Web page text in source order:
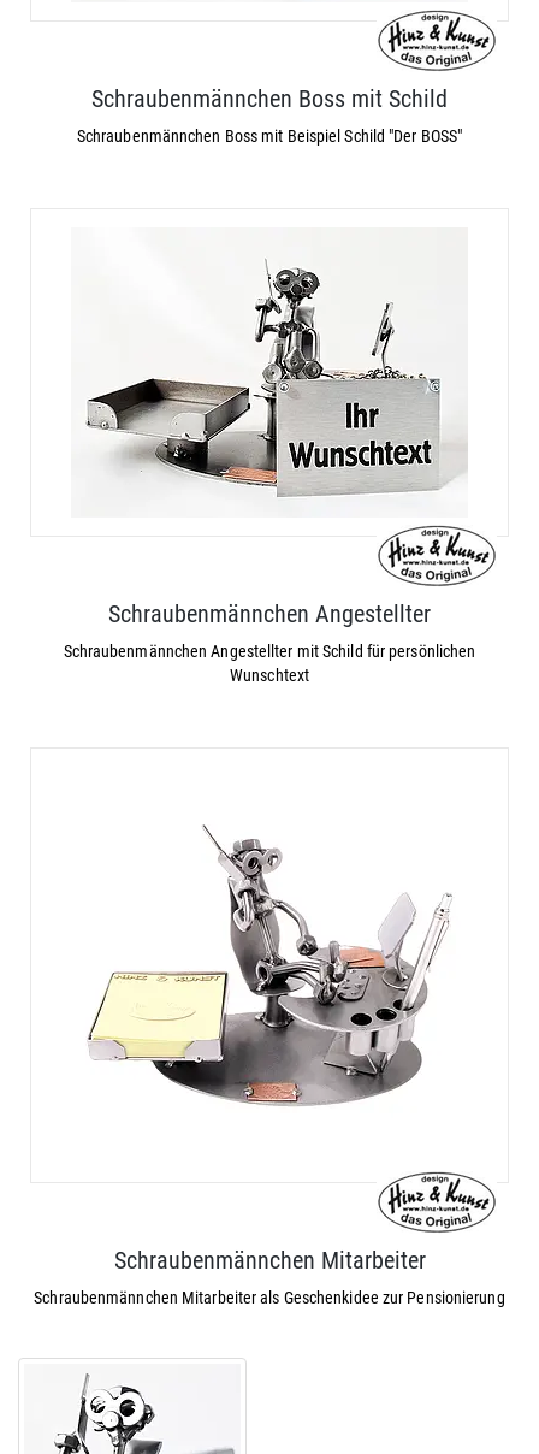
Schraubenmännchen Boss mit Schild
Schraubenmännchen Boss mit Beispiel Schild "Der BOSS"
Schraubenmännchen Angestellter
Schraubenmännchen Angestellter mit Schild für persönlichen
Wunschtext
Schraubenmännchen Mitarbeiter
Schraubenmännchen Mitarbeiter als Geschenkidee zur Pensionierung